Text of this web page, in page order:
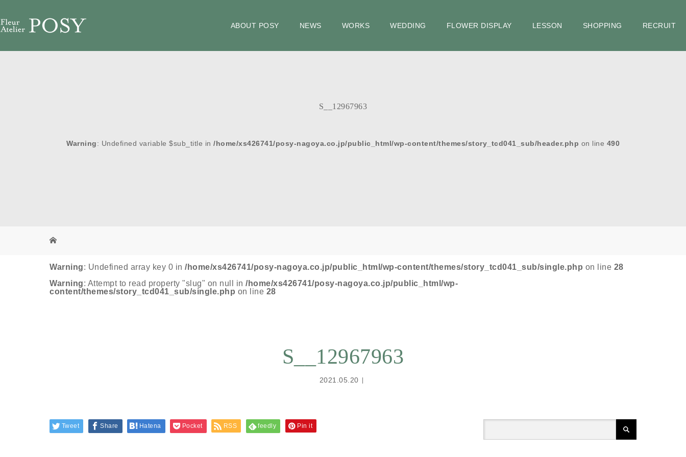
ABOUT POSY NEWS WORKS WEDDING FLOWER DISPLAY LESSON SHOPPING RECRUIT
S__12967963
Warning: Undefined variable $sub_title in /home/xs426741/posy-nagoya.co.jp/public_html/wp-content/themes/story_tcd041_sub/header.php on line 490
Warning: Undefined array key 0 in /home/xs426741/posy-nagoya.co.jp/public_html/wp-content/themes/story_tcd041_sub/single.php on line 28
Warning: Attempt to read property "slug" on null in /home/xs426741/posy-nagoya.co.jp/public_html/wp-
content/themes/story_tcd041_sub/single.php on line 28
S__12967963
2021.05.20
Tweet Share Hatena Pocket RSS feedly Pin it